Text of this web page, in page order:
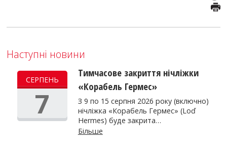
Наступні новини
СЕРПЕНЬ
7
Тимчасове закриття нічліжки
«Корабель Гермес»
З 9 по 15 серпня 2026 року (включно)
нічліжка «Корабель Гермес» (Loď
Hermes) буде закрита…
Більше